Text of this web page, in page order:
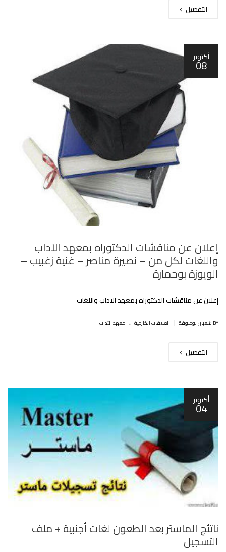
التفصيل
أكتوبر
08
إعلان عن مناقشات الدكتوراه بمعهد الآداب
واللغات لكل من – نصيرة مناصر – غنية زغبيب –
الويوزة بوحمارة‎
إعلان عن مناقشات الدكتوراه بمعهد الآداب واللغات
BY شعبان بوحلوفة العلاقات الخارجية . معهد الآداب
التفصيل
أكتوبر
04
ناتئج الماستر بعد الطعون لغات أجنبية + ملف
التسجيل‎